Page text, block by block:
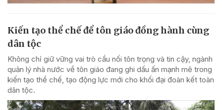
Kiến tạo thể chế để tôn giáo đồng hành cùng
dân tộc
Không chỉ giữ vững vai trò cầu nối tôn trọng và tin cậy, ngành
quản lý nhà nước về tôn giáo đang ghi dấu ấn mạnh mẽ trong
kiến tạo thể chế, tạo động lực mới cho khối đại đoàn kết toàn
dân tộc.